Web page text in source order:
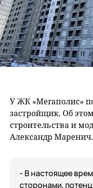
У ЖК «Мегаполис»
застройщик. Об
строительства и
Александр Маренич.
- В настоящее
сторонами,